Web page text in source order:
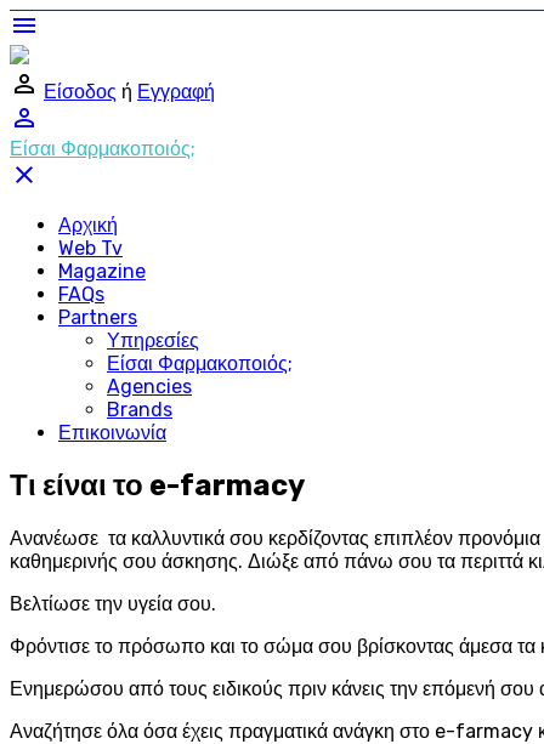
menu
perm_identity Είσοδος ή Εγγραφή
perm_identity
Είσαι Φαρμακοποιός;
close
Αρχική
Web Tv
Magazine
FAQs
Partners
Υπηρεσίες
Είσαι Φαρμακοποιός;
Agencies
Brands
Επικοινωνία
Τι είναι το e-farmacy
Ανανέωσε τα καλλυντικά σου κερδίζοντας επιπλέον
καθημερινής σου άσκησης. Διώξε από πάνω σου τα περιττά
Βελτίωσε την υγεία σου.
Φρόντισε το πρόσωπο και το σώμα σου βρίσκοντας άμεσα τα
Ενημερώσου από τους ειδικούς πριν κάνεις την επόμενή
Αναζήτησε όλα όσα έχεις πραγματικά ανάγκη στο e-farmacy